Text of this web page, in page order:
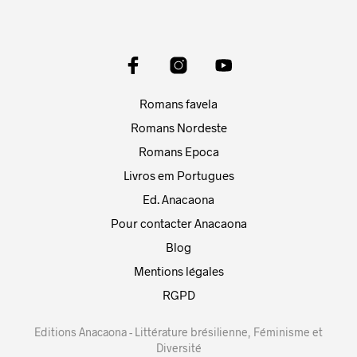
Romans favela
Romans Nordeste
Romans Epoca
Livros em Portugues
Ed. Anacaona
Pour contacter Anacaona
Blog
Mentions légales
RGPD
Editions Anacaona - Littérature brésilienne, Féminisme et
Diversité